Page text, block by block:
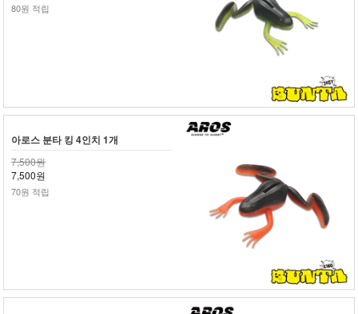
80원 적립
아로스 분타 킹 4인치 1개
7,500원
7,500원
70원 적립